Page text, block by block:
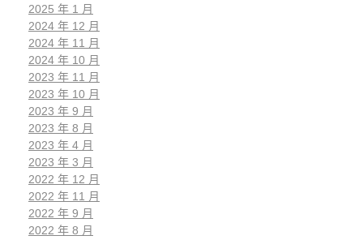
2025 年 1 月
2024 年 12 月
2024 年 11 月
2024 年 10 月
2023 年 11 月
2023 年 10 月
2023 年 9 月
2023 年 8 月
2023 年 4 月
2023 年 3 月
2022 年 12 月
2022 年 11 月
2022 年 9 月
2022 年 8 月